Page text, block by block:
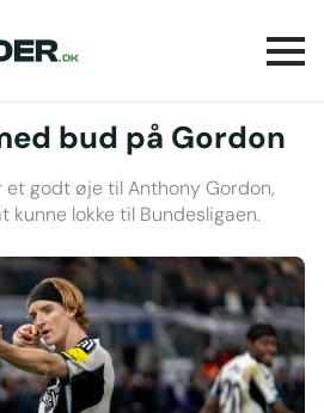
bud på Gordon
et godt øje til Anthony Gordon,
kunne lokke til Bundesligaen.